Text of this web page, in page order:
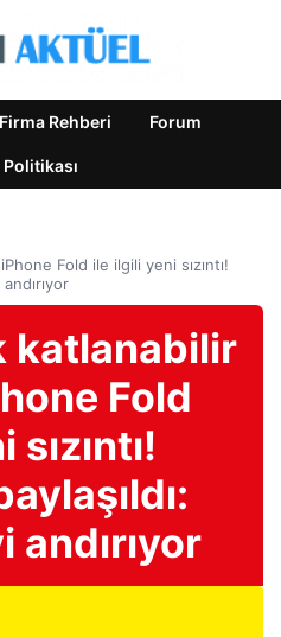
Firma Rehberi Forum
Fold ile ilgili yeni sızıntı!
katlanabilir
Fold
andırıyor